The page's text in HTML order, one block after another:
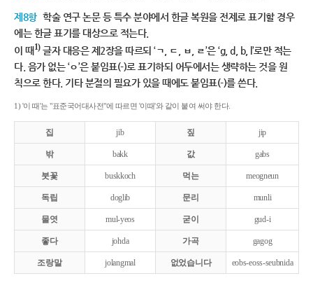
제8항 학술 연구 논문 등 특수 분야에서 한글 복원을 전제로 표기할 경우
에는 한글 표기를 대상으로 적는다.
이 때1)글자 대응은 제2장을 따르되 ‘ㄱ, ㄷ, ㅂ, ㄹ’은 ‘g, d, b, l’로만 적는
다. 음가 없는 ‘ㅇ’은 붙임표(-)로 표기하되 어두에서는 생략하는 것을 원
칙으로 한다. 기타 분절의 필요가 있을 때에도 붙임표(-)를 쓴다.
1) '이 때'는 "표준국어대사전"에 따르면 '이때'와 같이 붙여 써야 한다.
집 jib 짚 jip
밖 bakk 값 gabs
붓꽃 buskkoch 먹는 meogneun
독립 doglib 문리 munli
물엿 mul-yeos 굳이 gud-i
좋다 johda 가곡 gagog
조랑말 jolangmal 없었습니다 eobs-eoss-seubnida